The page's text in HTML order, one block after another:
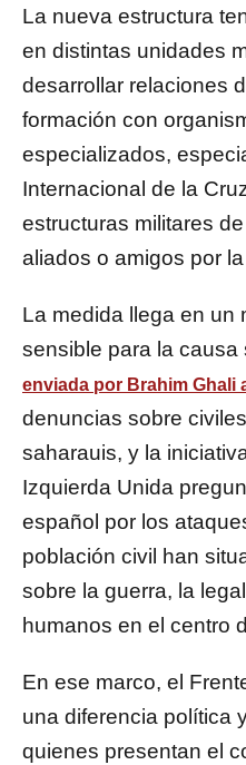
La nueva estructura
en distintas unidades
desarrollar relaciones
formación con
especializados,
Internacional de la
estructuras militares
aliados o amigos por
La medida llega en un
sensible para la causa
enviada por Brahim Ghali
denuncias sobre
saharauis, y la
Izquierda Unida
español por los
población civil han
sobre la guerra, la
humanos en el centro
En ese marco, el
una diferencia política
quienes presentan el